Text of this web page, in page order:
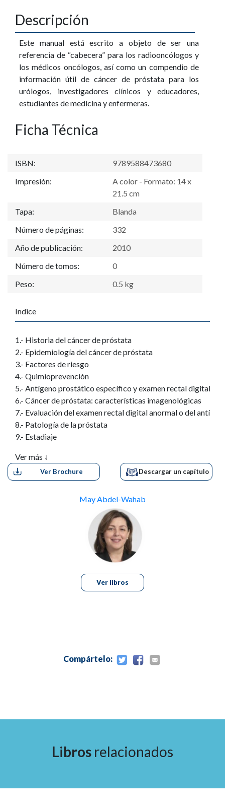
Ver Brochure Descargar un capítulo
May Abdel-Wahab
Ver libros
Compártelo:
Descripción
Este manual está escrito a objeto de ser una
referencia de “cabecera” para los radiooncólogos y
los médicos oncólogos, así como un compendio de
información útil de cáncer de próstata para los
urólogos, investigadores clínicos y educadores,
estudiantes de medicina y enfermeras.
Ficha Técnica
ISBN:
9789588473680
Impresión:
A color - Formato: 14 x
21.5 cm
Tapa:
Blanda
Número de páginas:
332
Año de publicación:
2010
Número de tomos:
0
Peso:
0.5 kg
Indice
1.- Historia del cáncer de próstata
2.- Epidemiología del cáncer de próstata
3.- Factores de riesgo
4.- Quimioprevención
5.- Antígeno prostático específico y examen rectal digital en
6.- Cáncer de próstata: características imagenológicas
7.- Evaluación del examen rectal digital anormal o del
8.- Patología de la próstata
9.- Estadiaje
11.- Neoplasia intraepitelial prostática de alto grado
12.- Radioterapia de haz externo
14.- Braquiterapia de la próstata
15.- Prostatectomía radical
16.- Radioterapia postprostatectomía
17.- Crioterapia para el cáncer de próstata
18.- Supresión de andrógeno adyuvante para el cáncer de
19.- Recurrencia del cáncer de próstata
21.- Terapia endocrina para el cáncer metastático de próstata
22.- Quimioterapia en cáncer de próstata refractario a
Ver más ↓
Libros relacionados